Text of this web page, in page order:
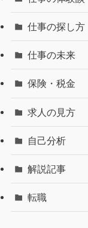
仕事の探し方
仕事の未来
保険・税金
求人の見方
自己分析
解説記事
転職